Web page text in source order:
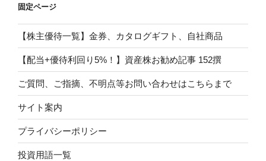
固定ページ
【株主優待一覧】金券、カタログギフト、自社商品
【配当+優待利回り5%！】資産株お勧め記事 152撰
ご質問、ご指摘、不明点等お問い合わせはこちらまで
サイト案内
プライバシーポリシー
投資用語一覧